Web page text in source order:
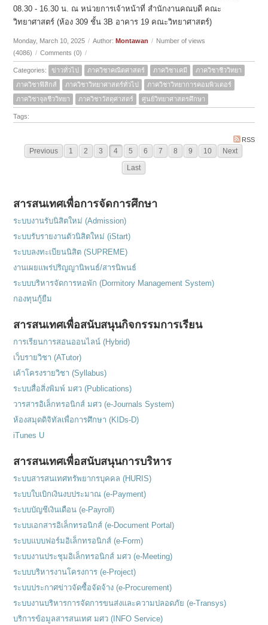
08.30 - 16.30 น. ณ หน่วยการเจ้าหน้าที่ สำนักงานคณบดี คณะ
วิทยาศาสตร์ (ห้อง 309 ชั้น 3B อาคาร 19 คณะวิทยาศาสตร์)
Monday, March 10, 2025 / Author:Montawan / Number of views
(4086) / Comments (0) /
Categories: ข่าวทั่วไป ภาควิชาคณิตศาสตร์ ภาควิชาเคมี
ภาควิชาชีววิทยา
ภาควิชาฟิสิกส์
ภาควิชาวิทยาศาสตร์ทั่วไป
ภาควิชาวิทยาการคอมพิวเตอร์
ภาควิชาจุลชีววิทยา
ภาควิชาวัสดุศาสตร์ ศูนย์วิทยาศาสตรศึกษา
Tags:
RSS
Previous 1 2 3 4 5 6 7 8 9 10
Next
Last
สารสนเทศเพื่อการจัดการศึกษา
ระบบงานรับนิสิตใหม่ (Admission)
ระบบรับรายงานตัวนิสิตใหม่ (iStart)
ระบบลงทะเบียนนิสิต (SUPREME)
งานเผยแพร่ปริญญานิพนธ์/สารนิพนธ์
ระบบบริหารจัดการหอพัก (Dormitory Management System)
กองทุนกู้ยืม
สารสนเทศเพื่อสนับสนุนกิจกรรมการเรียน
การเรียนการสอนออนไลน์ (Hybrid)
เว็บรายวิชา (ATutor)
เค้าโครงรายวิชา (Syllabus)
ระบบสื่อสิ่งพิมพ์ มศว (Publications)
วารสารอิเล็กทรอนิกส์ มศว (e-Journals System)
ห้องสมุดดิจิทัลเพื่อการศึกษา (KIDs-D)
iTunes U
สารสนเทศเพื่อสนับสนุนการบริหาร
ระบบสารสนเทศทรัพยากรบุคคล (HURIS)
ระบบใบเบิกเงินงบประมาณ (e-Payment)
ระบบบัญชีเงินเดือน (e-Payroll)
ระบบเอกสารอิเล็กทรอนิกส์ (e-Document Portal)
ระบบแบบฟอร์มอิเล็กทรอนิกส์ (e-Form)
ระบบงานประชุมอิเล็กทรอนิกส์ มศว (e-Meeting)
ระบบบริหารงานโครงการ (e-Project)
ระบบประกาศข่าวจัดซื้อจัดจ้าง (e-Procurement)
ระบบงานบริหารการจัดการขนส่งและความปลอดภัย (e-Transys)
บริการข้อมูลสารสนเทศ มศว (INFO Service)